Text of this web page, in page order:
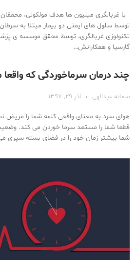
با غربالگری میلیون ها هدف مولکولی، محققان
توسط سلول های ایمنی دو بیمار مبتلا به
تکنولوزی غربالگری، توسط محقق موسسه ی
گارسیا و همکارانش…
چند درمان سرماخوردگی که واقعا
سمانه عبدالهی آذر ۲۹, ۱۳۹۷
هوای سرد به معنای واقعی کلمه شما را مریض
قطعا شما را مستعد سرما خوردن می کند.
شما بیشتر زمان خود را در فضای بسته سپری